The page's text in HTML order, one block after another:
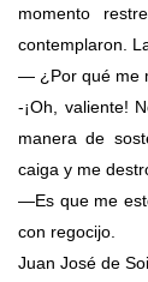
momento
contemplaron.
— ¿Por qué me
-¡Oh, valiente!
manera de
caiga y me
—Es que me
con regocijo.
Juan José de